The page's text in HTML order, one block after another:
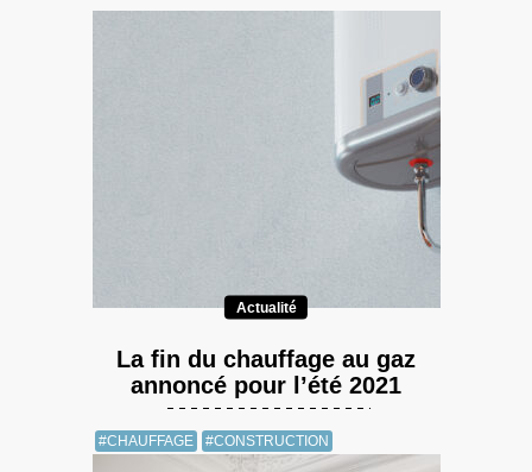
Actualité
La fin du chauffage au gaz
annoncé pour l’été 2021
#CHAUFFAGE #CONSTRUCTION